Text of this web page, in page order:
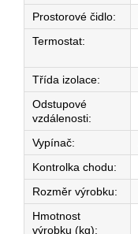
Prostorové čidlo:
Termostat:
Třída izolace:
Odstupové
vzdálenosti:
Vypínač:
Kontrolka chodu:
Rozměr výrobku:
Hmotnost
výrobku (kg):